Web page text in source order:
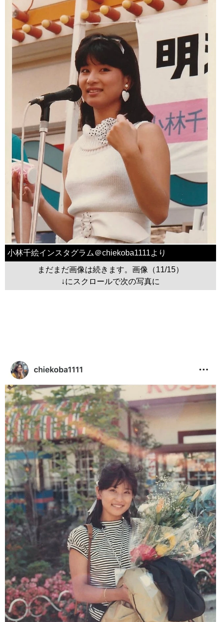
小林千絵インスタグラム＠chiekoba1111より
まだまだ画像は続きます。画像（11/15）
↓にスクロールで次の写真に